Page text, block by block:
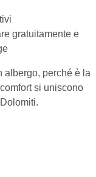
gratuitamente e
albergo, perché è la
si uniscono